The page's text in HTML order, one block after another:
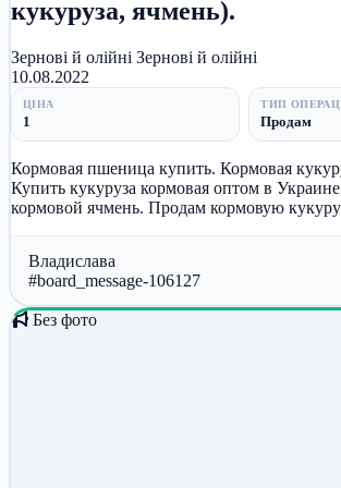
кукуруза, ячмень).
Зернові й олійні Зернові й олійні
10.08.2022
ЦІНА
1
ТИП
Продам
Кормовая пшеница купить. Кормовая
Купить кукуруза кормовая оптом в
кормовой ячмень. Продам кормовую
Владислава
#board_message-106127
Без фото